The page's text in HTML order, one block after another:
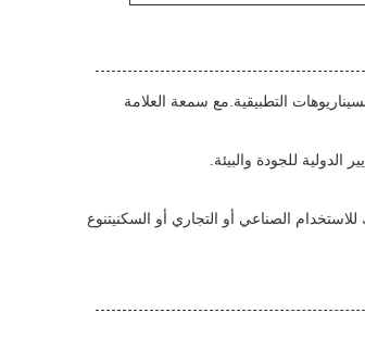
التطبيقية.مع سمعة العلامة
الصناعي أو التجاري أو السكنيتنوع